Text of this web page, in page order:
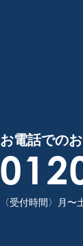
お電話での
〈受付時間〉月